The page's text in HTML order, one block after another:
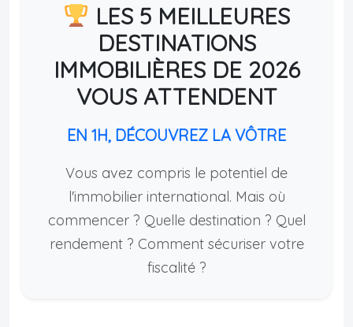
LES 5 MEILLEURES
DESTINATIONS
IMMOBILIÈRES DE 2026
VOUS ATTENDENT
EN 1H, DÉCOUVREZ LA VÔTRE
Vous avez compris le potentiel de
l'immobilier international. Mais où
commencer ? Quelle destination ? Quel
rendement ? Comment sécuriser votre
fiscalité ?